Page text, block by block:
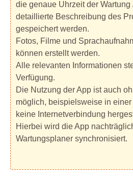
die genaue Uhrzeit der
detaillierte Beschreibung des
gespeichert werden.
Fotos, Filme und
können erstellt werden.
Alle relevanten Informationen
Verfügung.
Die Nutzung der App ist auch
möglich, beispielsweise in
keine Internetverbindung
Hierbei wird die App
Wartungsplaner synchronisiert.